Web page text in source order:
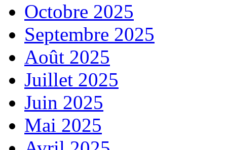
Octobre 2025
Septembre 2025
Août 2025
Juillet 2025
Juin 2025
Mai 2025